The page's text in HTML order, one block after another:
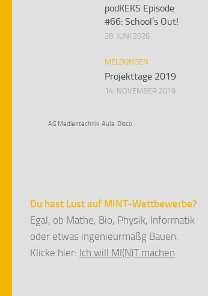
podKEKS Episode
#66: School’s Out!
28. JUNI 2026
MELDUNGEN
Projekttage 2019
14. NOVEMBER 2019
AG Medientechnik Aula Disco
Du hast Lust auf MINT-Wettbewerbe?
Egal, ob Mathe, Bio, Physik, Informatik
oder etwas ingenieurmäßg Bauen:
Klicke hier: Ich will MI(N)T machen